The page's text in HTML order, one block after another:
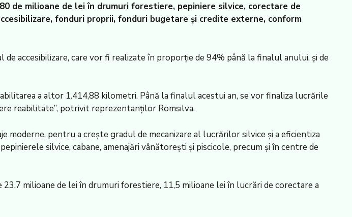
de milioane de lei în drumuri forestiere, pepiniere silvice, corectare de
fonduri proprii, fonduri bugetare şi credite externe, conform
accesibilizare, care vor fi realizate în proporţie de 94% până la finalul anului, şi de
a altor 1.414,88 kilometri. Până la finalul acestui an, se vor finaliza lucrările
reabilitate”, potrivit reprezentanţilor Romsilva.
pentru a creşte gradul de mecanizare al lucrărilor silvice şi a eficientiza
silvice, cabane, amenajări vânătoreşti şi piscicole, precum şi în centre de
milioane de lei în drumuri forestiere, 11,5 milioane lei în lucrări de corectare a